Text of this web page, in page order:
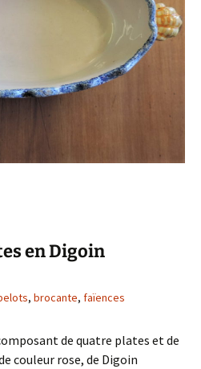
en Digoin
, brocante, faïences
de quatre plates et de
couleur rose, de Digoin